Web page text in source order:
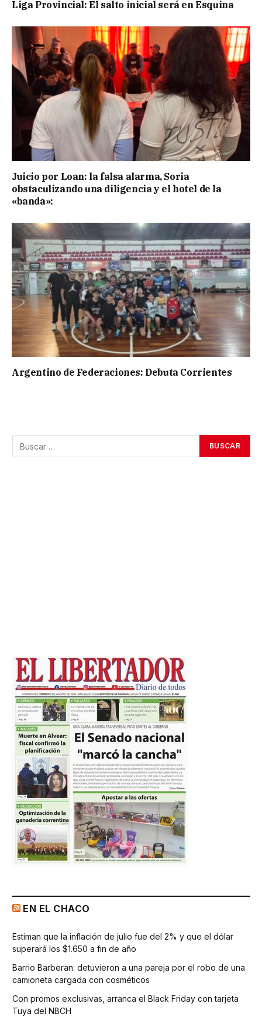
Liga Provincial: El salto inicial será en Esquina
Juicio por Loan: la falsa alarma, Soria
obstaculizando una diligencia y el hotel de la
«banda»:
Argentino de Federaciones: Debuta Corrientes
EN EL CHACO
Estiman que la inflación de julio fue del 2% y que el dólar
superará los $1.650 a fin de año
Barrio Barberan: detuvieron a una pareja por el robo de una
camioneta cargada con cosméticos
Con promos exclusivas, arranca el Black Friday con tarjeta
Tuya del NBCH